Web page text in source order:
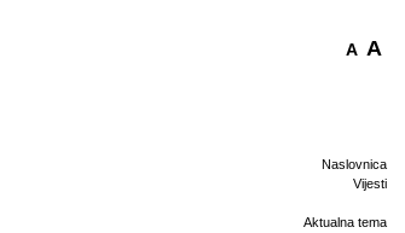
A A
Naslovnica
Vijesti
Aktualna tema